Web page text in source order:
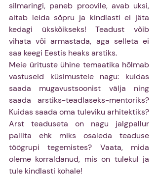
silmaringi, paneb proovile, avab uksi,
aitab leida sõpru ja kindlasti ei jäta
kedagi ükskõikseks! Teadust võib
vihata või armastada, aga selleta ei
saa keegi Eestis heaks arstiks.
Meie ürituste ühine temaatika hõlmab
vastuseid küsimustele nagu: kuidas
saada mugavustsoonist välja ning
saada arstiks-teadlaseks-mentoriks?
Kuidas saada oma tuleviku arhitektiks?
Arst teaduseta on nagu jalgpallur
pallita ehk miks osaleda teaduse
töögrupi tegemistes? Vaata, mida
oleme korraldanud, mis on tulekul ja
tule kindlasti kohale!